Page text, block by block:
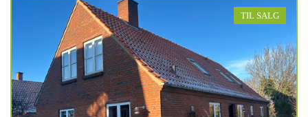
TIL SALG